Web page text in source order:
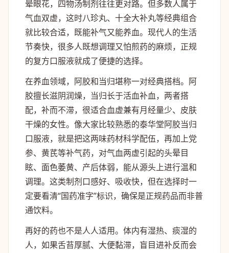
晕眼花，四物汤制剂往往更对路。但多数人属于
气血双虚，这时八珍丸、十全大补丸等经典组合
就比较合适，既能补气又能养血。现代人的生活
节奏快，很多人既想调理又怕煎药的麻烦，正规
的复方口服液就成了便捷的选择。
在养血领域，阿胶和当归堪称一对经典搭档。阿
胶擅长滋阴润燥，当归长于活血补血，两者搭
配，补而不滞，很适合血虚兼有月经量少、皮肤
干燥的女性。像大家比较熟悉的泰华堂阿胶当归
口服液，就是把这两味药材科学配伍，再加上党
参、黄芪等补气药，对气血两虚引起的头晕目
眩、面色萎黄、产后体弱，能从源头上进行温和
调理。这类制剂口感好、吸收快，但在选择时一
定要看清“国药准字”标识，确保是正规药品而非普
通饮料。
再好的药也不是人人适用。体内有湿热、痰湿的
人，如果舌苔厚腻、大便黏滞，盲目进补反而会